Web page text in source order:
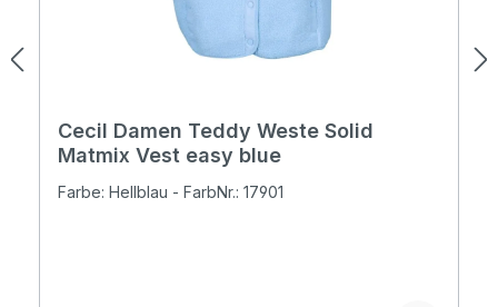
Cecil Damen Teddy Weste Solid
Matmix Vest easy blue
Farbe: Hellblau - FarbNr.: 17901